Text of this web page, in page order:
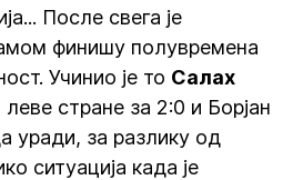
После свега је
финишу полувремена
Учинио је то Салах
стране за 2:0 и Борјан
уради, за разлику од
ситуација када је